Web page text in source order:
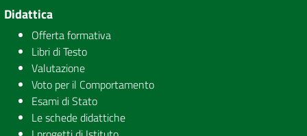
Didattica
Offerta formativa
Libri di Testo
Valutazione
Voto per il Comportamento
Esami di Stato
Le schede didattiche